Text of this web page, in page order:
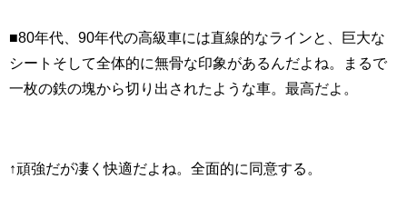
■80年代、90年代の高級車には直線的なラインと、巨大な
シートそして全体的に無骨な印象があるんだよね。まるで
一枚の鉄の塊から切り出されたような車。最高だよ。
↑頑強だが凄く快適だよね。全面的に同意する。